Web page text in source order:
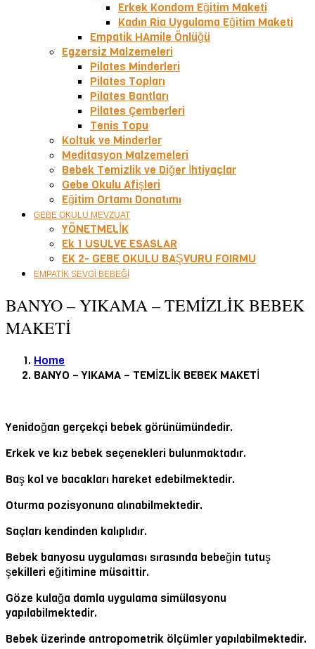
Erkek Kondom Eğitim Maketi
Kadın Ria Uygulama Eğitim Maketi
Empatik HAmile Önlüğü
Egzersiz Malzemeleri
Pilates Minderleri
Pilates Topları
Pilates Bantları
Pilates Çemberleri
Tenis Topu
Koltuk ve Minderler
Meditasyon Malzemeleri
Bebek Temizlik ve Diğer İhtiyaçlar
Gebe Okulu Afişleri
Eğitim Ortamı Donatımı
GEBE OKULU MEVZUAT
YÖNETMELİK
Ek 1 USULVE ESASLAR
EK 2- GEBE OKULU BAŞVURU FOIRMU
EMPATİK SEVGİ BEBEĞİ
BANYO – YIKAMA – TEMİZLİK BEBEK
MAKETİ
Home
BANYO – YIKAMA – TEMİZLİK BEBEK MAKETİ
Yenidoğan gerçekçi bebek görünümündedir.
Erkek ve kız bebek seçenekleri bulunmaktadır.
Baş kol ve bacakları hareket edebilmektedir.
Oturma pozisyonuna alınabilmektedir.
Saçları kendinden kalıplıdır.
Bebek banyosu uygulaması sırasında bebeğin tutuş
şekilleri eğitimine müsaittir.
Göze kulağa damla uygulama simülasyonu
yapılabilmektedir.
Bebek üzerinde antropometrik ölçümler yapılabilmektedir.